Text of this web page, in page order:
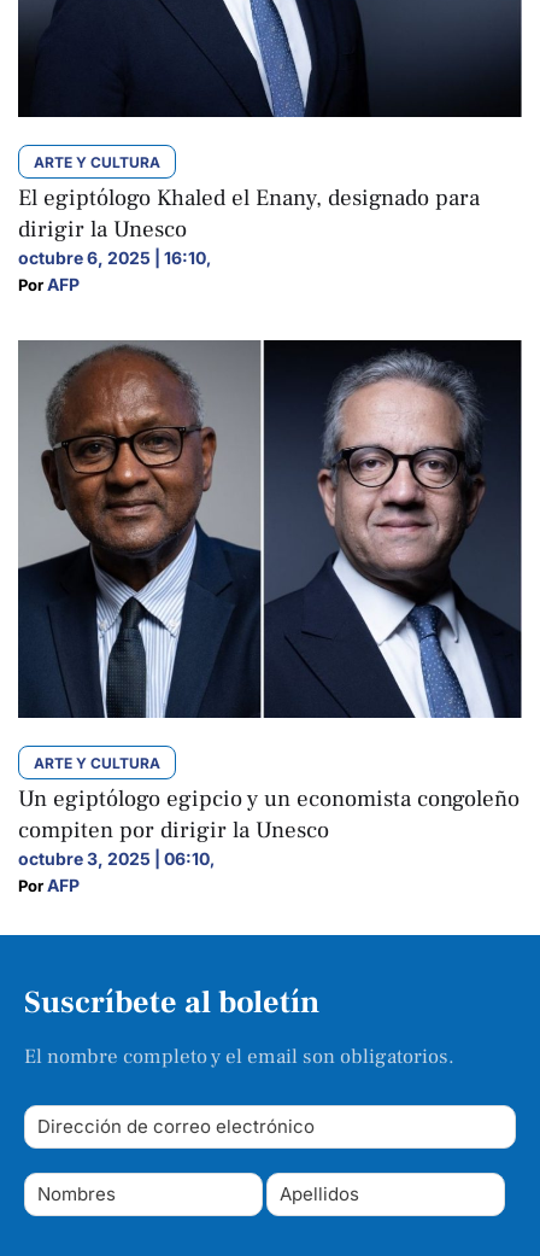
ARTE Y CULTURA
El egiptólogo Khaled el Enany, designado para
dirigir la Unesco
octubre 6, 2025 | 16:10,
Por AFP
ARTE Y CULTURA
Un egiptólogo egipcio y un economista congoleño
compiten por dirigir la Unesco
octubre 3, 2025 | 06:10,
Por AFP
Suscríbete al boletín
El nombre completo y el email son obligatorios.